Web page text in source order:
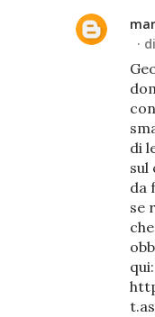
di
sul
da
se
qui: